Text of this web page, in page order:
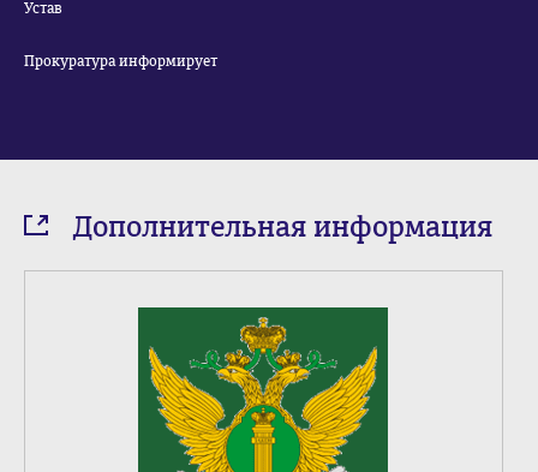
Устав
Прокуратура информирует
Дополнительная информация